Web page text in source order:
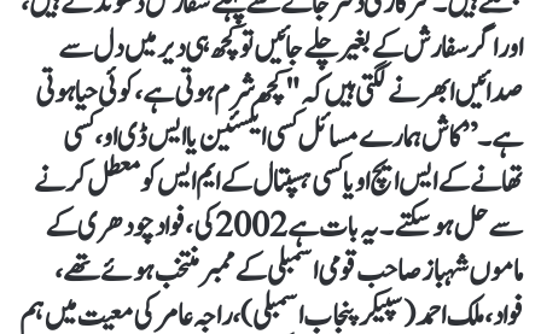
اور اگر سفارش کے بغیر چلے جائیں تو کچھ ہی دیر میں دل سے
صدائیں ابھرنے لگتی ہیں کہ "کچھ شرم ہوتی ہے، کوئی حیا ہوتی
ہے۔” کاش ہمارے مسائل کسی ایکسئین یا ایس ڈ ی او، کسی
تھانے کے ایس ایچ او یا کسی ہسپتال کے ایم ایس کو معطل کرنے
سے حل ہو سکتے۔یہ بات ہے 2002کی، فواد چودھری کے
ماموں شہباز صاحب قومی اسمبلی کے ممبر منتخب ہوئے تھے،
فواد، ملک احمد (سپیکر پنجاب اسمبلی)، راجہ عامر کی معیت میں ہم